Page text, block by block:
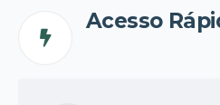
Acesso